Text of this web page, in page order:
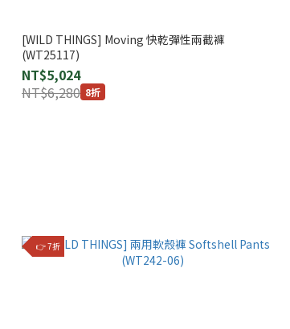
[WILD THINGS] Moving 快乾彈性兩截褲
(WT25117)
NT$5,024
NT$6,280 8折
👉 7折